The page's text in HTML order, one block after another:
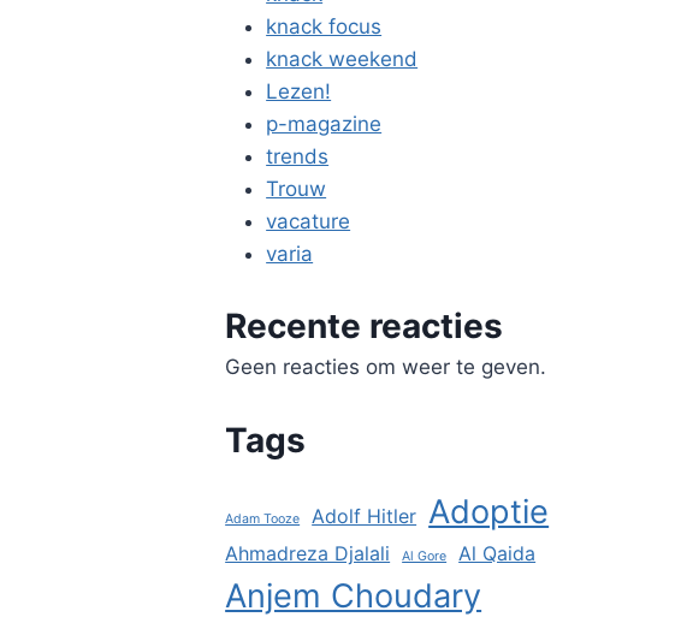
knack focus
knack weekend
Lezen!
p-magazine
trends
Trouw
vacature
varia
Recente reacties
Geen reacties om weer te geven.
Tags
Adam Tooze Adolf Hitler Adoptie
Ahmadreza Djalali Al Gore Al Qaida
Anjem Choudary